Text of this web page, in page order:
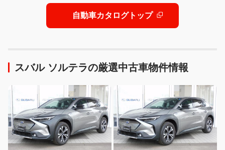
自動車カタログトップ
スバル ソルテラの厳選中古車物件情報